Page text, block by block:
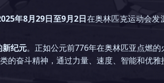
年8月29日至9月2日在奥林匹克运动会发
新纪元。正如公元前776年在奥林匹亚点燃
奋斗精神，通过力量、速度、智能和优雅